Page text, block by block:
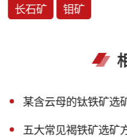
长石矿 钼矿
某含云母的钛铁矿选
五大常见褐铁矿选矿